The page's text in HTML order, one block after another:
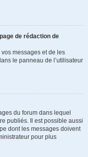
de rédaction de
messages et de les
le panneau de l’utilisateur
du forum dans lequel
publiés. Il est possible aussi
dont les messages doivent
pour plus